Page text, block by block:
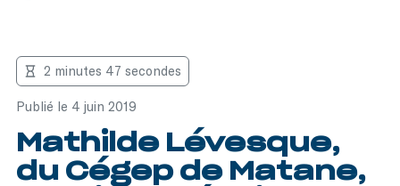
Publié le 4 juin 2019
2 minutes 47 secondes
Mathilde Lévesque,
du Cégep de Matane,